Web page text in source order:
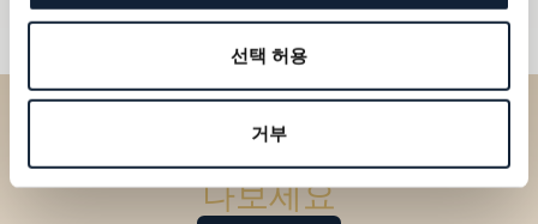
선택 허용
거부
부티크에서 브레게 컬렉션을 만
나보세요